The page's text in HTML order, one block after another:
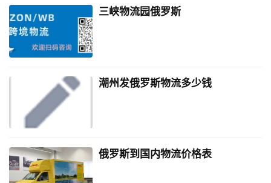
三峡物流园俄罗斯
潮州发俄罗斯物流多少钱
俄罗斯到国内物流价格表